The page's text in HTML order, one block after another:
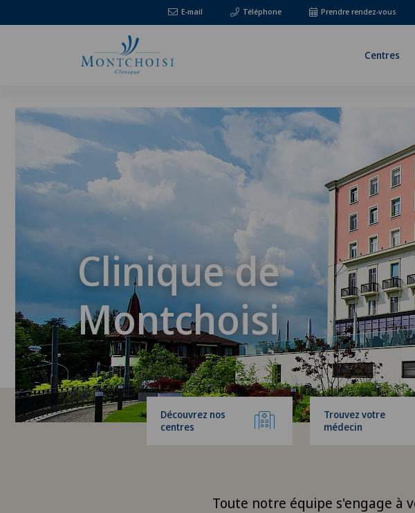
E-mail Téléphone Prendre rendez-vous
Centres
Clinique de
Montchoisi
Découvrez nos
centres
Trouvez votre
médecin
Toute notre équipe s'engage à